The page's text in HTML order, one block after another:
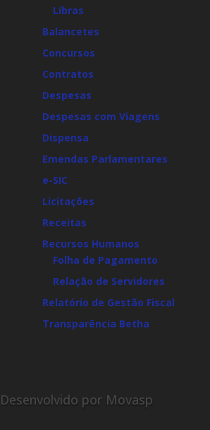
Libras
Balancetes
Concursos
Contratos
Despesas
Despesas com Viagens
Dispensa
Emendas Parlamentares
e-SIC
Licitações
Receitas
Recursos Humanos
Folha de Pagamento
Relação de Servidores
Relatório de Gestão Fiscal
Transparência Betha
Desenvolvido por Movasp